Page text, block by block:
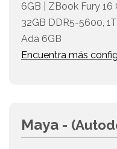
6GB | ZBook Fury 16
32GB DDR5-5600,
Ada 6GB
Encuentra más
Maya -